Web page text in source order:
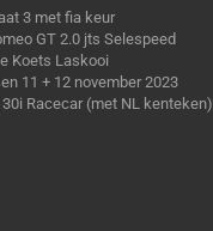
3 met fia keur
GT 2.0 jts Selespeed
Koets Laskooi
11 + 12 november 2023
Racecar (met NL kenteken)